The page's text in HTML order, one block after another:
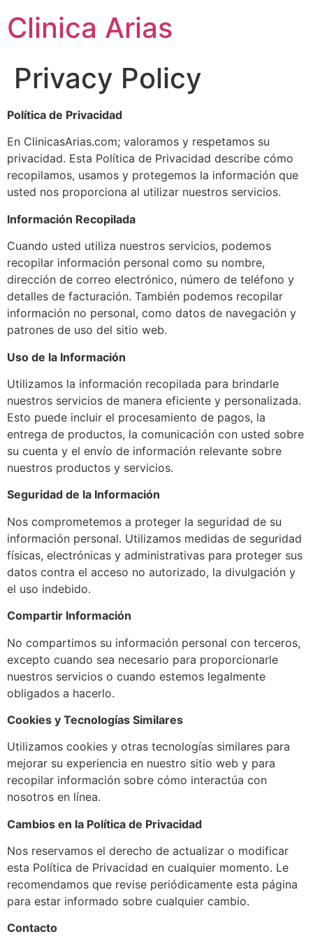
Clinica Arias
Privacy Policy
Política de Privacidad
En ClinicasArias.com; valoramos y respetamos su
privacidad. Esta Política de Privacidad describe cómo
recopilamos, usamos y protegemos la información que
usted nos proporciona al utilizar nuestros servicios.
Información Recopilada
Cuando usted utiliza nuestros servicios, podemos
recopilar información personal como su nombre,
dirección de correo electrónico, número de teléfono y
detalles de facturación. También podemos recopilar
información no personal, como datos de navegación y
patrones de uso del sitio web.
Uso de la Información
Utilizamos la información recopilada para brindarle
nuestros servicios de manera eficiente y personalizada.
Esto puede incluir el procesamiento de pagos, la
entrega de productos, la comunicación con usted sobre
su cuenta y el envío de información relevante sobre
nuestros productos y servicios.
Seguridad de la Información
Nos comprometemos a proteger la seguridad de su
información personal. Utilizamos medidas de seguridad
físicas, electrónicas y administrativas para proteger sus
datos contra el acceso no autorizado, la divulgación y
el uso indebido.
Compartir Información
No compartimos su información personal con terceros,
excepto cuando sea necesario para proporcionarle
nuestros servicios o cuando estemos legalmente
obligados a hacerlo.
Cookies y Tecnologías Similares
Utilizamos cookies y otras tecnologías similares para
mejorar su experiencia en nuestro sitio web y para
recopilar información sobre cómo interactúa con
nosotros en línea.
Cambios en la Política de Privacidad
Nos reservamos el derecho de actualizar o modificar
esta Política de Privacidad en cualquier momento. Le
recomendamos que revise periódicamente esta página
para estar informado sobre cualquier cambio.
Contacto